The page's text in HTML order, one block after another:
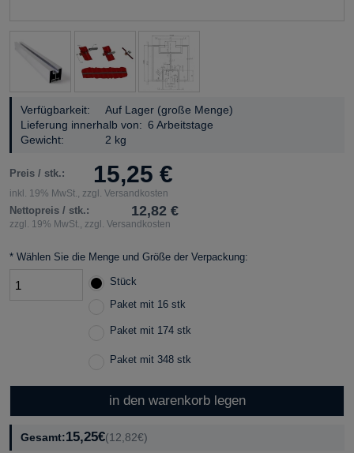
Verfügbarkeit:
Auf Lager (große Menge)
Lieferung innerhalb von: 6 Arbeitstage
Gewicht:
2 kg
Preis / stk.: 15,25 €
inkl. 19% MwSt., zzgl. Versandkosten
Nettopreis / stk.: 12,82 €
zzgl. 19% MwSt., zzgl. Versandkosten
* Wählen Sie die Menge und Größe der Verpackung:
Stück
Paket mit 16 stk
Paket mit 174 stk
Paket mit 348 stk
in den warenkorb legen
Gesamt:15,25€(12,82€)